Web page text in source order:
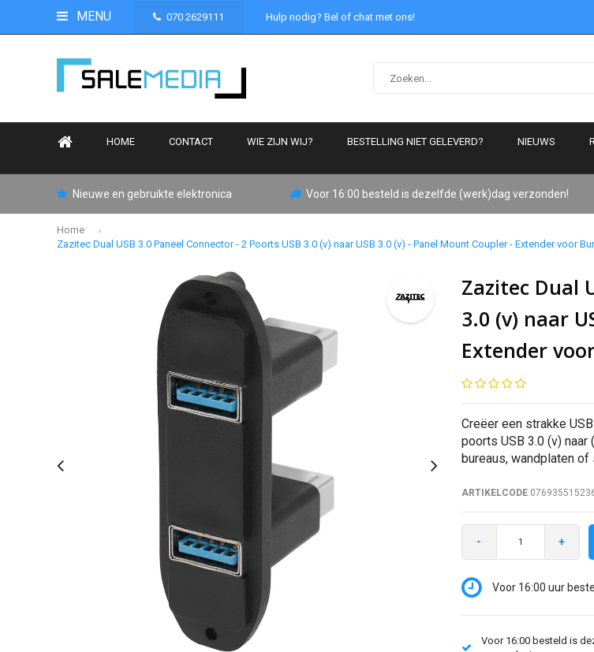
MENU 070 2629111 Hulp nodig? Bel of chat met ons!
HOME CONTACT WIE ZIJN WIJ? BESTELLING NIET GELEVERD? NIEUWS
Nieuwe en gebruikte elektronica Voor 16:00 besteld is dezelfde (werk)dag verzonden!
Home
Zazitec Dual USB 3.0 Paneel Connector - 2 Poorts USB 3.0 (v) naar USB 3.0 (v) - Panel Mount Coupler - Extender voor
Zazitec Dual
3.0 (v) naar
Extender
Creëer een strakke
poorts USB 3.0 (v)
bureaus, wandplaten of
ARTIKELCODE
- +
Voor 16:00 uur
Voor 16:00 besteld is